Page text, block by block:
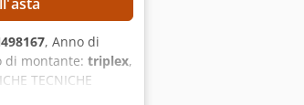
, Anno di
di montante: triplex,
TECNICHE
DELLA